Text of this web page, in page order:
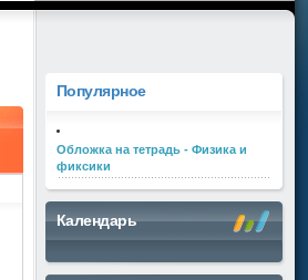
Популярное
Обложка на тетрадь - Физика и
фиксики
Календарь